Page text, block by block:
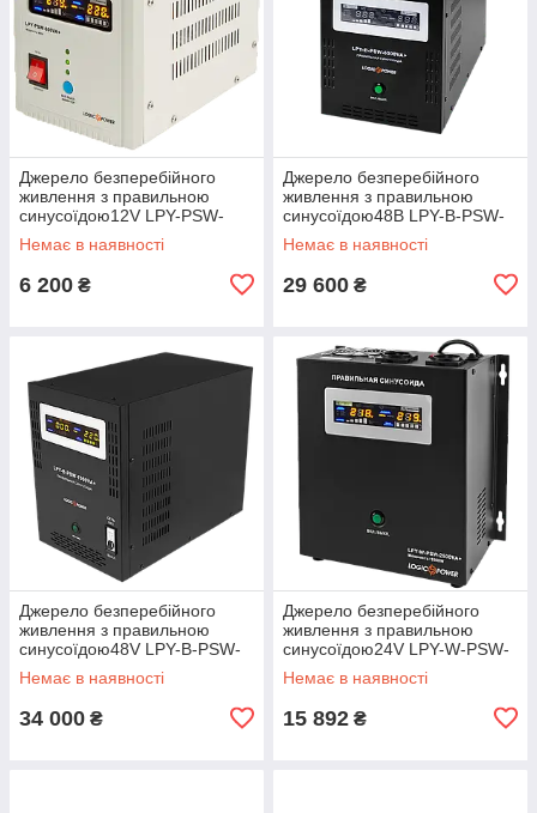
Джерело безперебійного
живлення з правильною
синусоїдою12V LPY-PSW-
800VA+(560Вт)5A/15A
Немає в наявності
6 200 ₴
Джерело безперебійного
живлення з правильною
синусоїдою48В LPY-B-PSW-
6000VA+(4200Вт)10A/20A
Немає в наявності
29 600 ₴
Джерело безперебійного
живлення з правильною
синусоїдою48V LPY-B-PSW-
7000VA+(5000Вт)10A/20A
Немає в наявності
34 000 ₴
Джерело безперебійного
живлення з правильною
синусоїдою24V LPY-W-PSW-
2500VA+(1800Вт)10A/20A
Немає в наявності
15 892 ₴